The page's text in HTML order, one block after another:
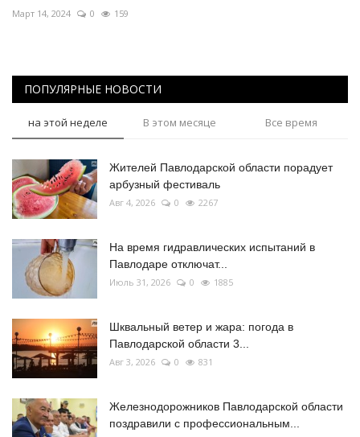
Март 14, 2024 0 159
ПОПУЛЯРНЫЕ НОВОСТИ
на этой неделе В этом месяце Все время
Жителей Павлодарской области порадует
арбузный фестиваль
Авг 4, 2026 0 2267
На время гидравлических испытаний в
Павлодаре отключат...
Июль 31, 2026 0 1885
Шквальный ветер и жара: погода в
Павлодарской области 3...
Авг 3, 2026 0 831
Железнодорожников Павлодарской области
поздравили с профессиональным...